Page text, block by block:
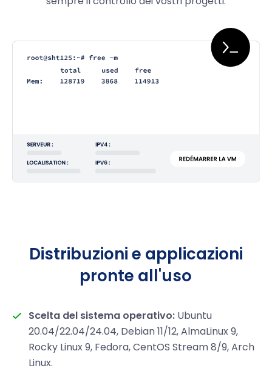
Distribuzioni e applicazioni
pronte all'uso
Scelta del sistema operativo: Ubuntu
20.04/22.04/24.04, Debian 11/12, AlmaLinux 9,
Rocky Linux 9, Fedora, CentOS Stream 8/9, Arch
Linux.